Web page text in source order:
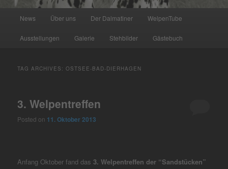
News Über uns Der Dalmatiner WelpenTube
Ausstellungen Galerie Stehbilder Gästebuch
TAG ARCHIVES:OSTSEE-BAD-DIERHAGEN
3. Welpentreffen
Posted on 11. Oktober 2013
Anfang Oktober fand das3. Welpentreffen der “Sandstücken”